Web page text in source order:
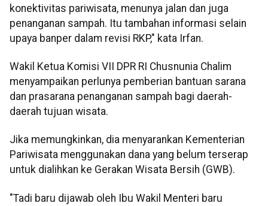
konektivitas pariwisata, menunya jalan dan juga
penanganan sampah. Itu tambahan informasi selain
upaya banper dalam revisi RKP," kata Irfan.
Wakil Ketua Komisi VII DPR RI Chusnunia Chalim
menyampaikan perlunya pemberian bantuan sarana
dan prasarana penanganan sampah bagi daerah-
daerah tujuan wisata.
Jika memungkinkan, dia menyarankan Kementerian
Pariwisata menggunakan dana yang belum terserap
untuk dialihkan ke Gerakan Wisata Bersih (GWB).
"Tadi baru dijawab oleh Ibu Wakil Menteri baru